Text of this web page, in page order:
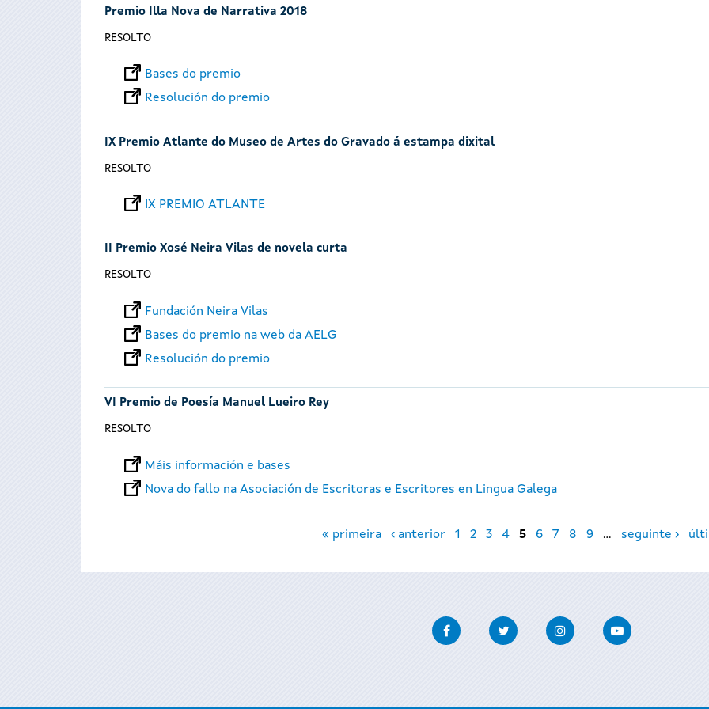
Premio Illa Nova de Narrativa 2018
RESOLTO
Bases do premio
Resolución do premio
IX Premio Atlante do Museo de Artes do Gravado á estampa dixital
RESOLTO
IX PREMIO ATLANTE
II Premio Xosé Neira Vilas de novela curta
RESOLTO
Fundación Neira Vilas
Bases do premio na web da AELG
Resolución do premio
VI Premio de Poesía Manuel Lueiro Rey
RESOLTO
Máis información e bases
Nova do fallo na Asociación de Escritoras e Escritores en Lingua Galega
« primeira ‹ anterior 1 2 3 4 5 6 7 8 9 … seguinte ›
FacebookTwitter InstagramYoutube